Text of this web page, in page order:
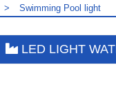
> Swimming Pool light
LED LIGHT